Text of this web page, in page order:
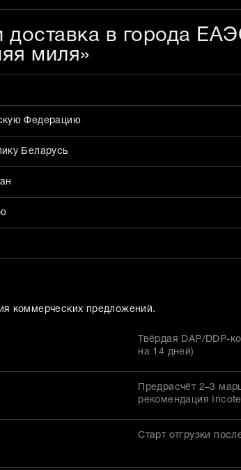
доставка в города
миля»
Федерацию
Беларусь
коммерческих предложений.
Твёрдая DAP/DDP-
на 14 дней)
Предрасчёт 2–3
рекомендация
Старт отгрузки